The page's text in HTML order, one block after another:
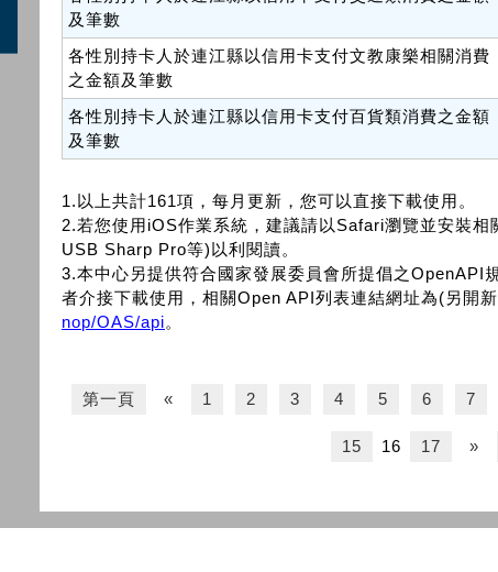
及筆數
各性別持卡人於連江縣以信用卡支付文教康樂相關消費
之金額及筆數
各性別持卡人於連江縣以信用卡支付百貨類消費之金額
及筆數
1.以上共計161項，每月更新，您可以直接下載使用。
2.若您使用iOS作業系統，建議請以Safari瀏覽並安裝
USB Sharp Pro等)以利閱讀。
3.本中心另提供符合國家發展委員會所提倡之
者介接下載使用，相關Open API列表連結網址為(另開
nop/OAS/api。
第一頁 « 1 2 3 4 5 6 7
15 16 17 »